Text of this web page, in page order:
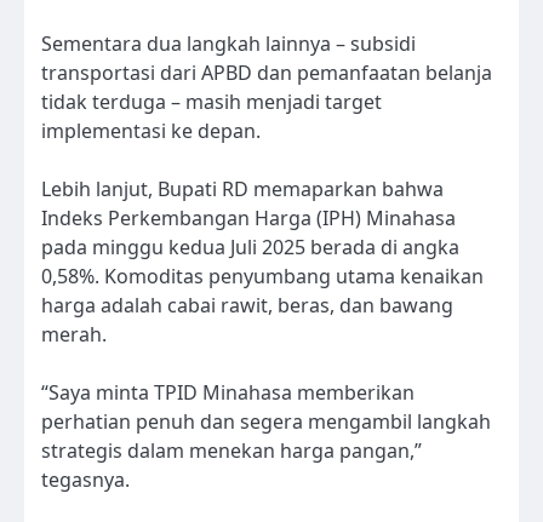
Sementara dua langkah lainnya – subsidi
transportasi dari APBD dan pemanfaatan belanja
tidak terduga – masih menjadi target
implementasi ke depan.
Lebih lanjut, Bupati RD memaparkan bahwa
Indeks Perkembangan Harga (IPH) Minahasa
pada minggu kedua Juli 2025 berada di angka
0,58%. Komoditas penyumbang utama kenaikan
harga adalah cabai rawit, beras, dan bawang
merah.
“Saya minta TPID Minahasa memberikan
perhatian penuh dan segera mengambil langkah
strategis dalam menekan harga pangan,”
tegasnya.